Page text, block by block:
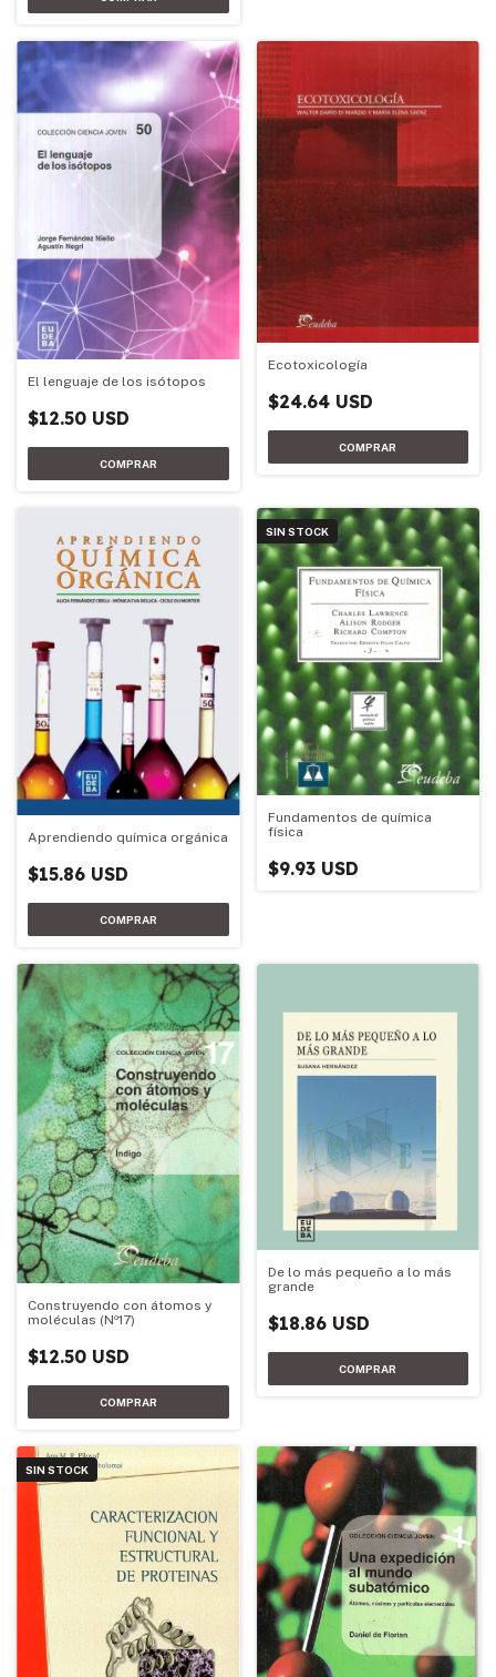
El lenguaje de los isótopos
$12.50 USD
Ecotoxicología
$24.64 USD
Aprendiendo química orgánica
$15.86 USD
SIN STOCK
Fundamentos de química
física
$9.93 USD
Construyendo con átomos y
moléculas (Nº17)
$12.50 USD
De lo más pequeño a lo más
grande
$18.86 USD
SIN STOCK